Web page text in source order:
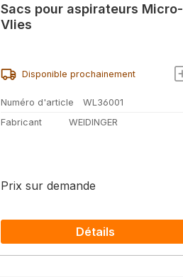
Sacs pour aspirateurs Micro-
Vlies
Disponible prochainement
Numéro d'article
WL36001
Fabricant
WEIDINGER
Prix sur demande
Détails